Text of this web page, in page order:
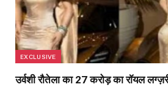
EXCLUSIVE
उर्वशी रौतेला का ₹27 करोड़ का रॉयल